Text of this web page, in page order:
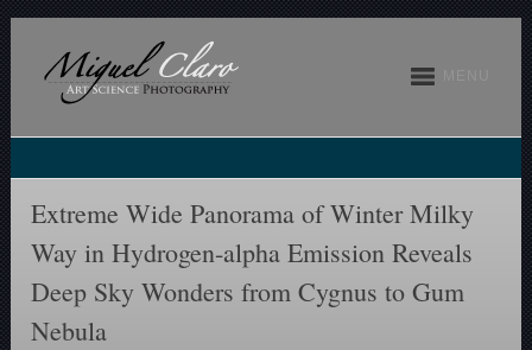
Extreme Wide Panorama of Winter Milky
Way in Hydrogen-alpha Emission Reveals
Deep Sky Wonders from Cygnus to Gum
Nebula